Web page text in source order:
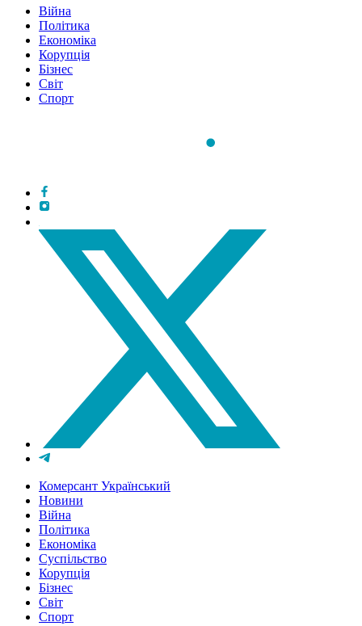
Війна
Політика
Економіка
Корупція
Бізнес
Світ
Спорт
Комерсант Український
Новини
Війна
Політика
Економіка
Суспільство
Корупція
Бізнес
Світ
Спорт